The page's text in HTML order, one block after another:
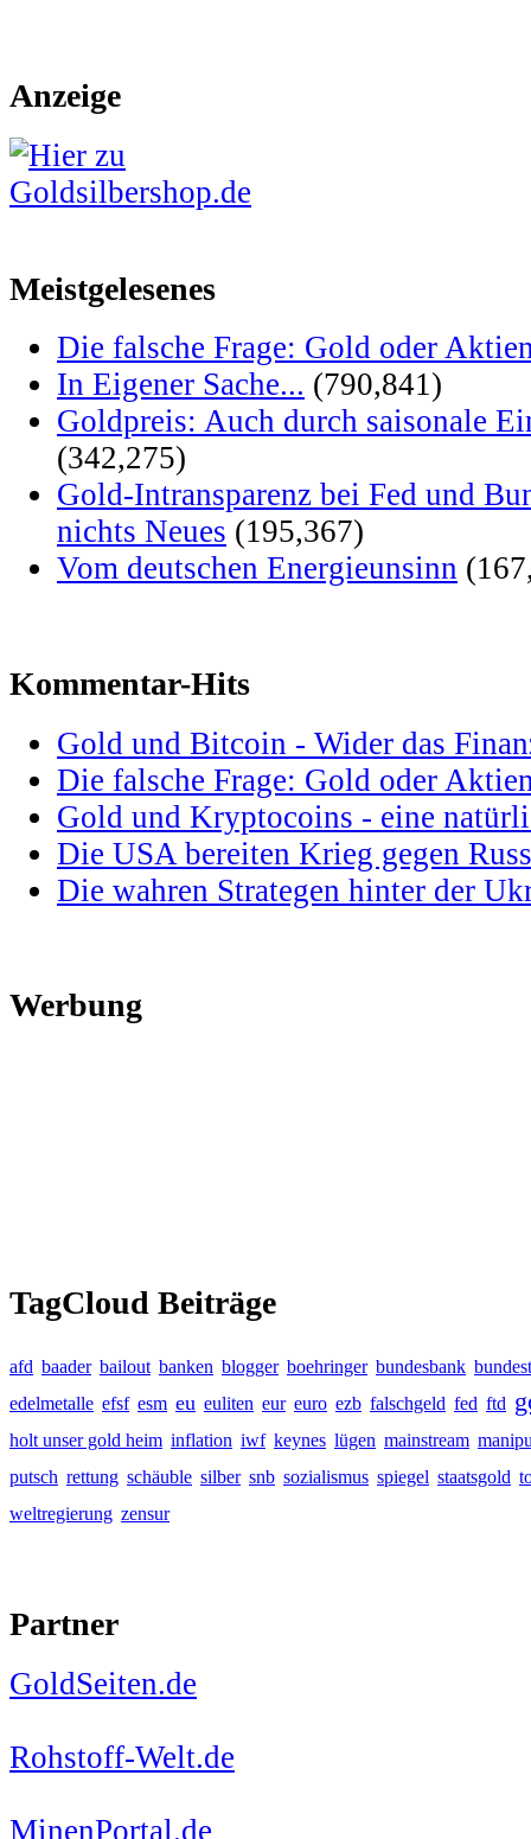
Anzeige
Meistgelesenes
Die falsche Frage: Gold oder
In Eigener Sache... (790,841)
Goldpreis: Auch durch saisonale
(342,275)
Gold-Intransparenz bei Fed und
nichts Neues (195,367)
Vom deutschen Energieunsinn
Kommentar-Hits
Gold und Bitcoin - Wider das
Die falsche Frage: Gold oder
Gold und Kryptocoins - eine
Die USA bereiten Krieg gegen
Die wahren Strategen hinter der
Werbung
TagCloud Beiträge
afd baader bailout banken blogger boehringer bundesbank
edelmetalle efsf esm eu euliten eur euro ezb falschgeld fed ftd
holt unser gold heim inflation iwf keynes lügen mainstream
putsch rettung schäuble silber snb sozialismus spiegel staatsgold
weltregierung zensur
Partner
GoldSeiten.de
Rohstoff-Welt.de
MinenPortal.de